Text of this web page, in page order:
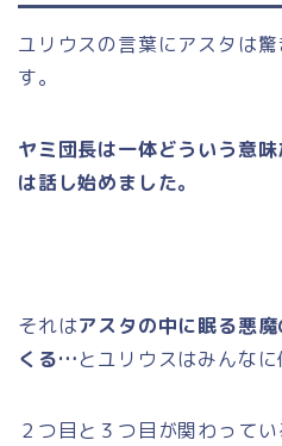
ユリウスの言葉にアスタは
す。
ヤミ団長は一体どういう意
は話し始めました。
それはアスタの中に眠る悪
くる…とユリウスはみんなに
２つ目と３つ目が関わって